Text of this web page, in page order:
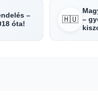
–
óta!
🇭🇺 –